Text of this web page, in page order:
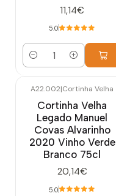
11,14€
5.0
Quantidade
A22.002|Cortinha Velha
Cortinha Velha
Legado Manuel
Covas Alvarinho
2020 Vinho Verde
Branco 75cl
20,14€
5.0